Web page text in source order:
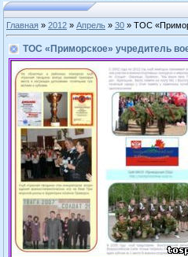
Главная » 2012 » Апрель » 30 » ТОС
ТОС «Приморское» учредитель